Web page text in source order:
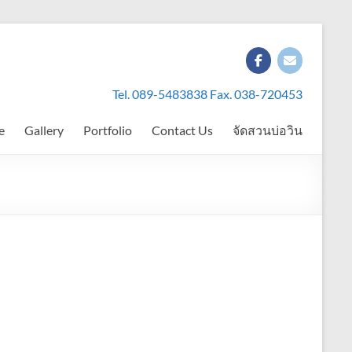
Tel. 089-5483838 Fax. 038-720453
Gallery Portfolio Contact Us จัดสวนบ่อวิน